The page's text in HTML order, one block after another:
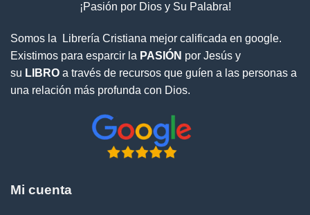
¡Pasión por Dios y Su Palabra!
Somos la Librería Cristiana mejor calificada en google.
Existimos para esparcir la PASIÓN por Jesús y
su LIBRO a través de recursos que guíen a las personas a
una relación más profunda con Dios.
Mi cuenta